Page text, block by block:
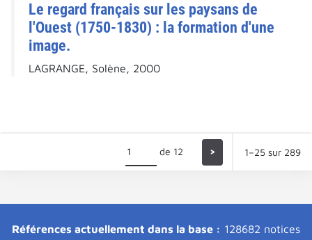
Le regard français sur les paysans de
l'Ouest (1750-1830) : la formation d'une
image.
LAGRANGE, Solène, 2000
de 12 > 1–25 sur 289
Références actuellement dans la base : 128682 notices